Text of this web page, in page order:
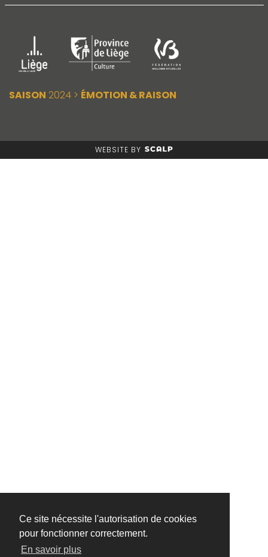
Ce site nécessite l'autorisation de cookies
pour fonctionner correctement.
En savoir plus
SAISON 2024 > ÉMOTION & RAISON
WEBSITE BY